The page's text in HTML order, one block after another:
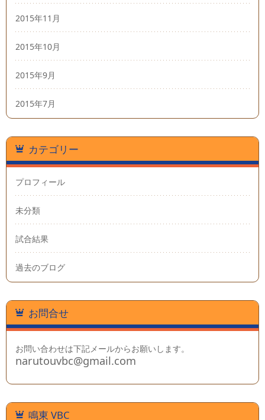
2015年11月
2015年10月
2015年9月
2015年7月
カテゴリー
プロフィール
未分類
試合結果
過去のブログ
お問合せ
お問い合わせは下記メールからお願いします。
narutouvbc@gmail.com
鳴東 VBC